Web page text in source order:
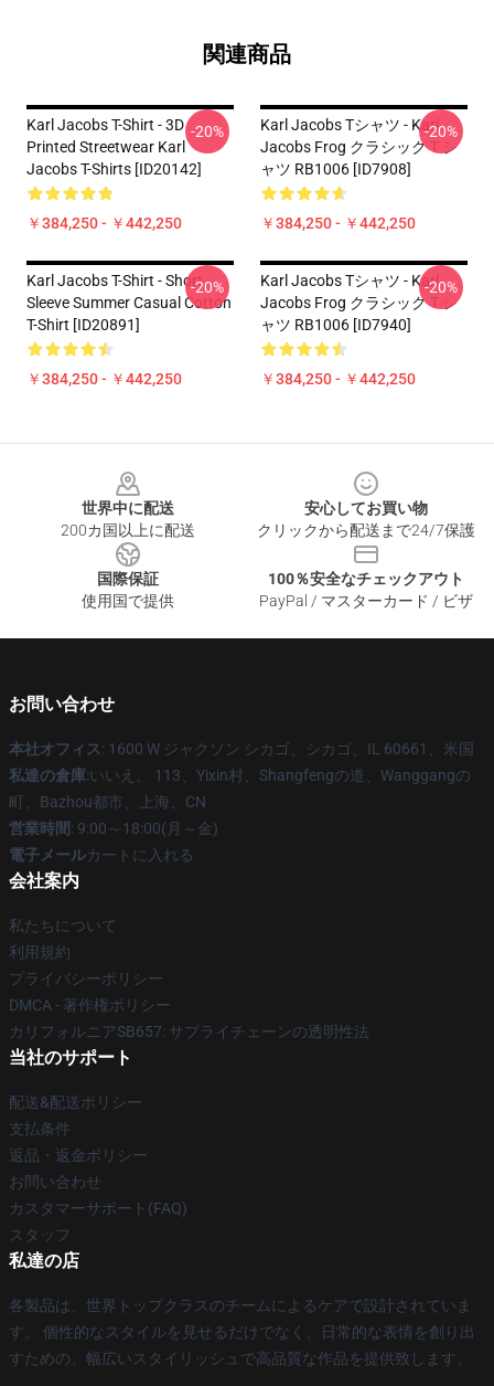
関連商品
Karl Jacobs T-Shirt - 3D
Printed Streetwear Karl
Jacobs T-Shirts [ID20142]
￥384,250 - ￥442,250
-20%
Karl Jacobs Tシャツ - Karl
Jacobs Frog クラシック T シ
ャツ RB1006 [ID7908]
￥384,250 - ￥442,250
-20%
Karl Jacobs T-Shirt - Short
Sleeve Summer Casual Cotton
T-Shirt [ID20891]
￥384,250 - ￥442,250
-20%
Karl Jacobs Tシャツ - Karl
Jacobs Frog クラシック T シ
ャツ RB1006 [ID7940]
￥384,250 - ￥442,250
-20%
世界中に配送
200カ国以上に配送
安心してお買い物
クリックから配送まで24/7保護
国際保証
使用国で提供
100％安全なチェックアウト
PayPal / マスターカード / ビザ
お問い合わせ
本社オフィス: 1600 W ジャクソン シカゴ、シカゴ、IL 60661、米国
私達の倉庫:いいえ。 113、Yixin村、Shangfengの道、Wanggangの
町、Bazhou都市、上海、CN
営業時間: 9:00～18:00(月～金)
電子メールカートに入れる
会社案内
私たちについて
利用規約
プライバシーポリシー
DMCA - 著作権ポリシー
カリフォルニアSB657: サプライチェーンの透明性法
当社のサポート
配送&配送ポリシー
支払条件
返品・返金ポリシー
お問い合わせ
カスタマーサポート(FAQ)
スタッフ
私達の店
各製品は、世界トップクラスのチームによるケアで設計されていま
す。 個性的なスタイルを見せるだけでなく、日常的な表情を創り出
すための、幅広いスタイリッシュで高品質な作品を提供致します。